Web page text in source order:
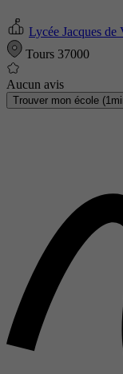
Lycée Jacques de
Tours 37000
Aucun avis
Trouver mon école